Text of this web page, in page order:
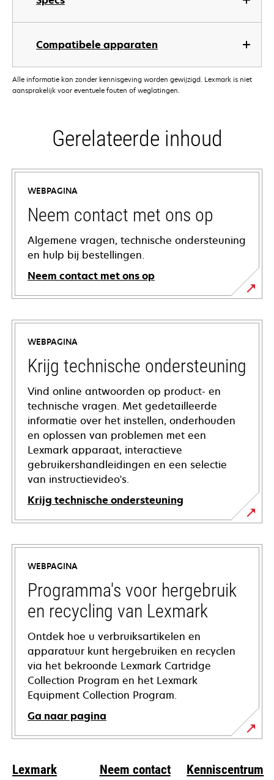
Compatibele apparaten
Alle informatie kan zonder kennisgeving worden gewijzigd. Lexmark is niet
aansprakelijk voor eventuele fouten of weglatingen.
Gerelateerde inhoud
WEBPAGINA
Neem contact met ons op
Algemene vragen, technische ondersteuning
en hulp bij bestellingen.
Neem contact met ons op
WEBPAGINA
Krijg technische ondersteuning
Vind online antwoorden op product- en
technische vragen. Met gedetailleerde
informatie over het instellen, onderhouden
en oplossen van problemen met een
Lexmark apparaat, interactieve
gebruikershandleidingen en een selectie
van instructievideo's.
Krijg technische ondersteuning
opens
in
new
tab
WEBPAGINA
Programma's voor hergebruik
en recycling van Lexmark
Ontdek hoe u verbruiksartikelen en
apparatuur kunt hergebruiken en recyclen
via het bekroonde Lexmark Cartridge
Collection Program en het Lexmark
Equipment Collection Program.
Ga naar pagina
Lexmark Neem contact Kenniscentrum